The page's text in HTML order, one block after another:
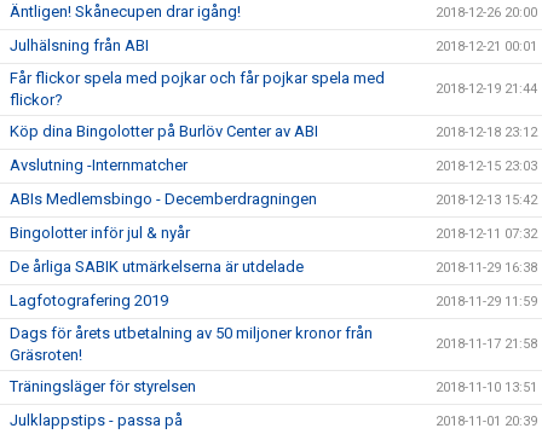
Äntligen! Skånecupen drar igång! 2018-12-26 20:00
Julhälsning från ABI 2018-12-21 00:01
Får flickor spela med pojkar och får pojkar spela med
flickor?
2018-12-19 21:44
Köp dina Bingolotter på Burlöv Center av ABI 2018-12-18 23:12
Avslutning -Internmatcher 2018-12-15 23:03
ABIs Medlemsbingo - Decemberdragningen 2018-12-13 15:42
Bingolotter inför jul & nyår 2018-12-11 07:32
De årliga SABIK utmärkelserna är utdelade 2018-11-29 16:38
Lagfotografering 2019 2018-11-29 11:59
Dags för årets utbetalning av 50 miljoner kronor från
Gräsroten!
2018-11-17 21:58
Träningsläger för styrelsen 2018-11-10 13:51
Julklappstips - passa på 2018-11-01 20:39